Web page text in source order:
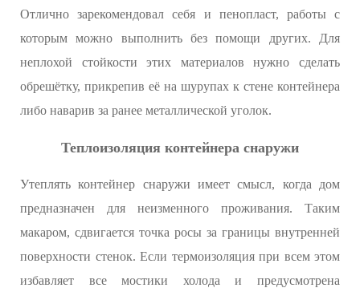
Отлично зарекомендовал себя и пенопласт, работы с
которым можно выполнить без помощи других. Для
неплохой стойкости этих материалов нужно сделать
обрешётку, прикрепив её на шурупах к стене контейнера
либо наварив за ранее металлической уголок.
Теплоизоляция контейнера снаружи
Утеплять контейнер снаружи имеет смысл, когда дом
предназначен для неизменного проживания. Таким
макаром, сдвигается точка росы за границы внутренней
поверхности стенок. Если термоизоляция при всем этом
избавляет все мостики холода и предусмотрена